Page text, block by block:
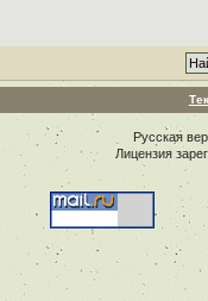
Русская
Лицензия